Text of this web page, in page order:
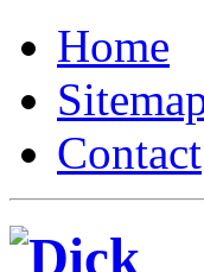
Home
Contact